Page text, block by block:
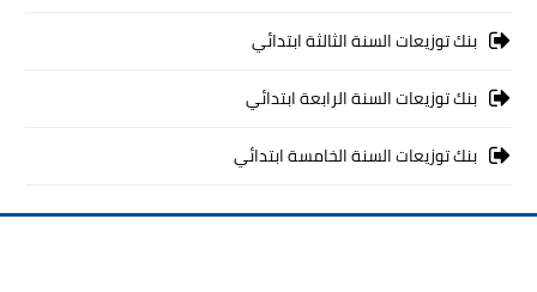
بنك توزيعات السنة الثالثة ابتدائي
بنك توزيعات السنة الرابعة ابتدائي
بنك توزيعات السنة الخامسة ابتدائي